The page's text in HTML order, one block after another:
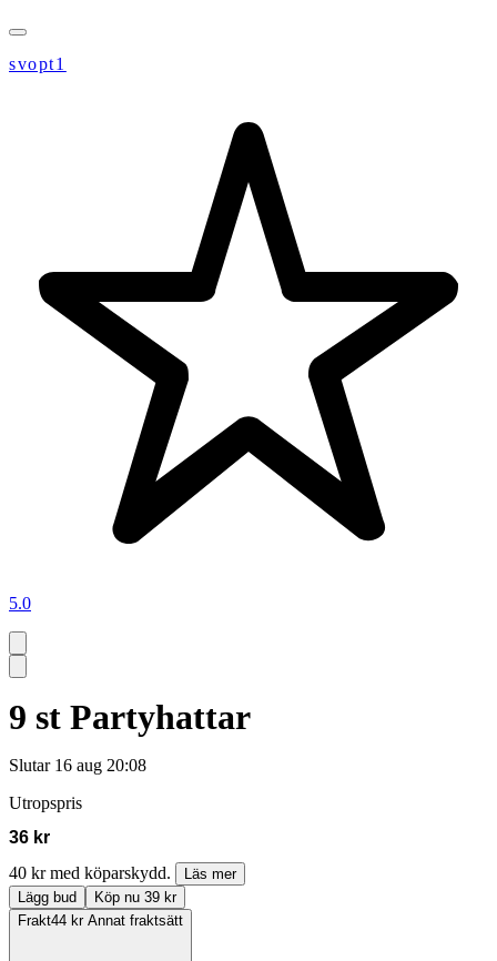
svopt1
5.0
9 st Partyhattar
Slutar 16 aug 20:08
Utropspris
36 kr
40 kr med köparskydd.
Läs mer
Lägg bud
Köp nu 39 kr
Frakt44 kr Annat fraktsätt